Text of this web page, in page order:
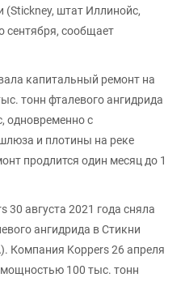
(Stickney, штат Иллинойс,
сообщает
капитальный ремонт на
тонн фталевого ангидрида
одновременно с
и плотины на реке
продлится один месяц до 1
30 августа 2021 года сняла
ангидрида в Стикни
Компания Koppers 26 апреля
100 тыс. тонн